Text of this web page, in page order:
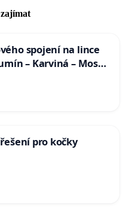
spojení na lince
– Karviná – Mosty
pro kočky